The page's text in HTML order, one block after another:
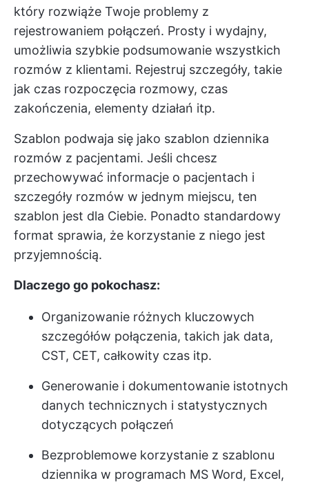
który rozwiąże Twoje problemy z
rejestrowaniem połączeń. Prosty i wydajny,
umożliwia szybkie podsumowanie wszystkich
rozmów z klientami. Rejestruj szczegóły, takie
jak czas rozpoczęcia rozmowy, czas
zakończenia, elementy działań itp.
Szablon podwaja się jako szablon dziennika
rozmów z pacjentami. Jeśli chcesz
przechowywać informacje o pacjentach i
szczegóły rozmów w jednym miejscu, ten
szablon jest dla Ciebie. Ponadto standardowy
format sprawia, że korzystanie z niego jest
przyjemnością.
Dlaczego go pokochasz:
Organizowanie różnych kluczowych
szczegółów połączenia, takich jak data,
CST, CET, całkowity czas itp.
Generowanie i dokumentowanie istotnych
danych technicznych i statystycznych
dotyczących połączeń
Bezproblemowe korzystanie z szablonu
dziennika w programach MS Word, Excel,